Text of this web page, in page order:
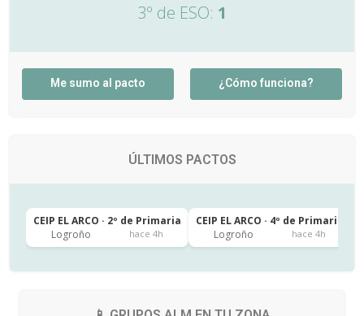
3º de ESO: 1
Me sumo al pacto ¿Cómo funciona?
ÚLTIMOS PACTOS
CEIP EL ARCO · 2º de Primaria
Logroño
hace 4h
CEIP EL ARCO · 4º de Primaria
Logroño
hace 4h